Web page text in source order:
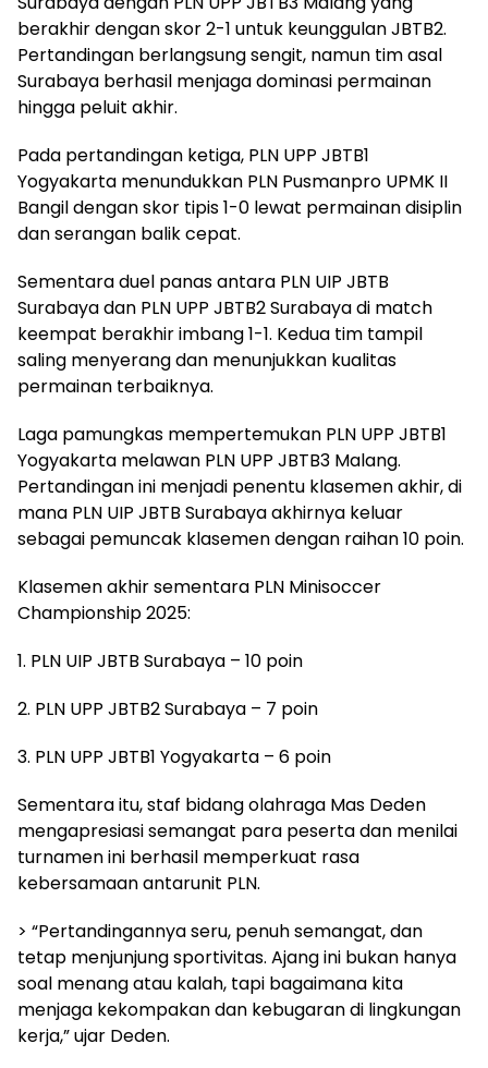
berakhir dengan skor 2-1 untuk keunggulan JBTB2.
Pertandingan berlangsung sengit, namun tim asal
Surabaya berhasil menjaga dominasi permainan
hingga peluit akhir.
Pada pertandingan ketiga, PLN UPP JBTB1
Yogyakarta menundukkan PLN Pusmanpro UPMK II
Bangil dengan skor tipis 1-0 lewat permainan disiplin
dan serangan balik cepat.
Sementara duel panas antara PLN UIP JBTB
Surabaya dan PLN UPP JBTB2 Surabaya di match
keempat berakhir imbang 1-1. Kedua tim tampil
saling menyerang dan menunjukkan kualitas
permainan terbaiknya.
Laga pamungkas mempertemukan PLN UPP JBTB1
Yogyakarta melawan PLN UPP JBTB3 Malang.
Pertandingan ini menjadi penentu klasemen akhir, di
mana PLN UIP JBTB Surabaya akhirnya keluar
sebagai pemuncak klasemen dengan raihan 10 poin.
Klasemen akhir sementara PLN Minisoccer
Championship 2025:
1. PLN UIP JBTB Surabaya – 10 poin
2. PLN UPP JBTB2 Surabaya – 7 poin
3. PLN UPP JBTB1 Yogyakarta – 6 poin
Sementara itu, staf bidang olahraga Mas Deden
mengapresiasi semangat para peserta dan menilai
turnamen ini berhasil memperkuat rasa
kebersamaan antarunit PLN.
> “Pertandingannya seru, penuh semangat, dan
tetap menjunjung sportivitas. Ajang ini bukan hanya
soal menang atau kalah, tapi bagaimana kita
menjaga kekompakan dan kebugaran di lingkungan
kerja,” ujar Deden.